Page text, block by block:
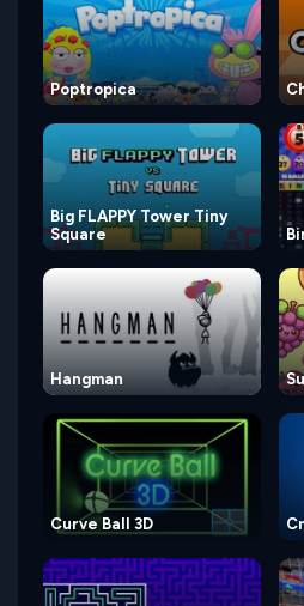
Poptropica
Big FLAPPY Tower Tiny
Square
Hangman
Curve Ball 3D